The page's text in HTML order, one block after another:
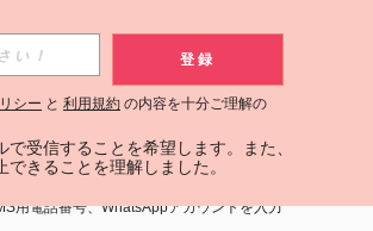
登録する
用電話番号、WhatsAppアカウントを入力
登録
シー と 利用規約 の内容を十分ご理解の
受信することを希望します。また、
きることを理解しました。